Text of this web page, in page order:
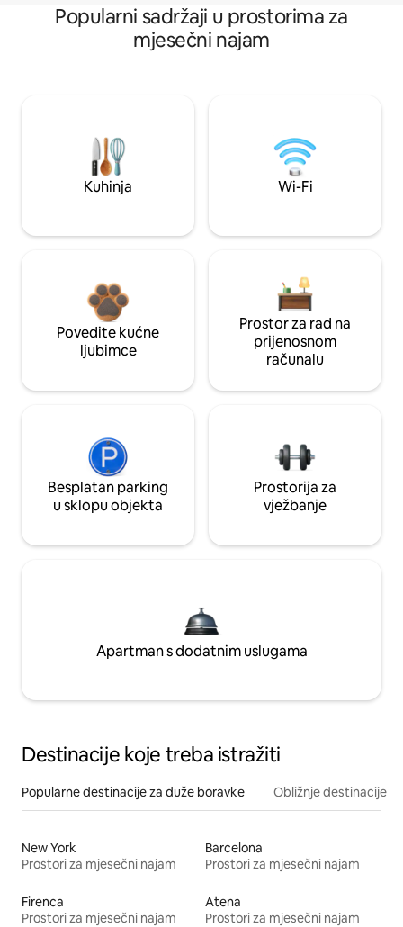
Popularni sadržaji u prostorima za
mjesečni najam
Kuhinja Wi-Fi
Povedite kućne
ljubimce
Prostor za rad na
prijenosnom
računalu
Besplatan parking
u sklopu objekta
Prostorija za
vježbanje
Apartman s dodatnim uslugama
Destinacije koje treba istražiti
Popularne destinacije za duže boravke Obližnje destinacije
New York
Prostori za mjesečni najam
Barcelona
Prostori za mjesečni najam
Firenca
Prostori za mjesečni najam
Atena
Prostori za mjesečni najam